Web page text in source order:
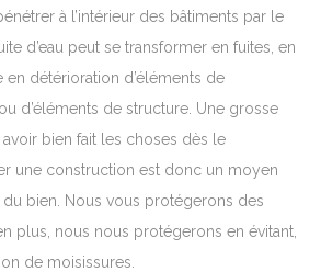
à l’intérieur des bâtiments par le
d’eau peut se transformer en fuites, en
détérioration d’éléments de
d’éléments de structure. Une grosse
bien fait les choses dès le
une construction est donc un moyen
bien.
Nous vous protégerons des
plus, nous nous protégerons en évitant,
de moisissures.